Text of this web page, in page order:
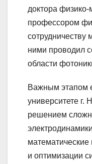
доктора физико-
профессором
сотрудничеству
ними проводил
области
Важным этапом
университете г.
решением
и оптимизации